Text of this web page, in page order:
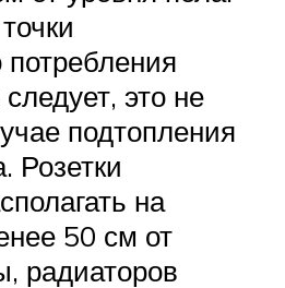
потребления
это не
подтопления
Розетки
на
50 см от
радиаторов